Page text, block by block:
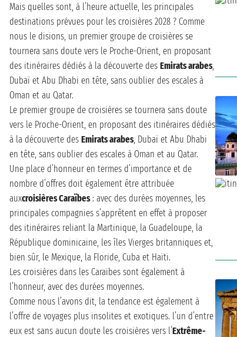
Mais quelles sont, à l’heure actuelle, les principales
destinations prévues pour les croisières 2028 ? Comme
nous le disions, un premier groupe de croisières se
tournera sans doute vers le Proche-Orient, en proposant
des itinéraires dédiés à la découverte des Emirats arabes,
Dubaï et Abu Dhabi en tête, sans oublier des escales à
Oman et au Qatar.
Le premier groupe de croisières se tournera sans doute
vers le Proche-Orient, en proposant des itinéraires dédiés
à la découverte des Emirats arabes, Dubaï et Abu Dhabi
en tête, sans oublier des escales à Oman et au Qatar.
Une place d’honneur en termes d’importance et de
nombre d’offres doit également être attribuée
auxcroisières Caraïbes: avec des durées moyennes, les
principales compagnies s’apprêtent en effet à proposer
des itinéraires reliant la Martinique, la Guadeloupe, la
République dominicaine, les îles Vierges britanniques et,
bien sûr, le Mexique, la Floride, Cuba et Haïti.
Les croisières dans les Caraïbes sont également à
l’honneur, avec des durées moyennes.
Comme nous l’avons dit, la tendance est également à
l’offre de voyages plus insolites et exotiques. l’un d’entre
eux est sans aucun doute les croisières vers l’Extrême-